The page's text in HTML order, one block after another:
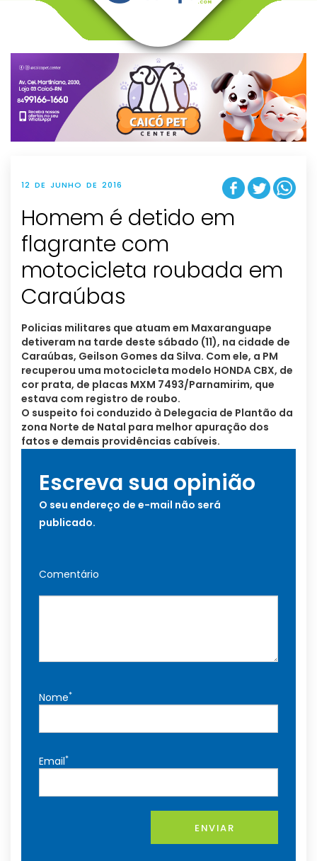
v
g
t
i
o
n
12 DE JUNHO DE 2016
Homem é detido em
flagrante com
motocicleta roubada em
Policias militares que atuam em Maxaranguape
detiveram na tarde deste sábado (11), na cidade de
Caraúbas, Geilson Gomes da Silva. Com ele, a PM
recuperou uma motocicleta modelo HONDA CBX, de
cor prata, de placas MXM 7493/Parnamirim, que
estava com registro de roubo.
O suspeito foi conduzido à Delegacia de Plantão da
zona Norte de Natal para melhor apuração dos
fatos e demais providências cabíveis.
Escreva sua opinião
O seu endereço de e-mail não será
publicado.
Comentário
Nome*
Email*
ENVIAR